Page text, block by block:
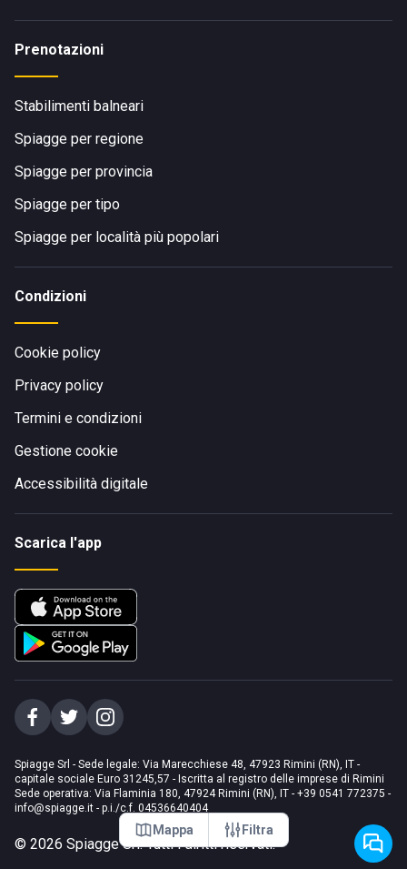
Mappa Filtra
Prenotazioni
Stabilimenti balneari
Spiagge per regione
Spiagge per provincia
Spiagge per tipo
Spiagge per località più popolari
Condizioni
Cookie policy
Privacy policy
Termini e condizioni
Gestione cookie
Accessibilità digitale
Scarica l'app
Spiagge Srl - Sede legale: Via Marecchiese 48, 47923 Rimini (RN), IT -
capitale sociale Euro 31245,57 - Iscritta al registro delle imprese di Rimini
Sede operativa: Via Flaminia 180, 47924 Rimini (RN), IT - +39 0541 772375 -
info@spiagge.it - p.i./c.f. 04536640404
© 2026 Spiagge Srl. Tutti i diritti riservati.